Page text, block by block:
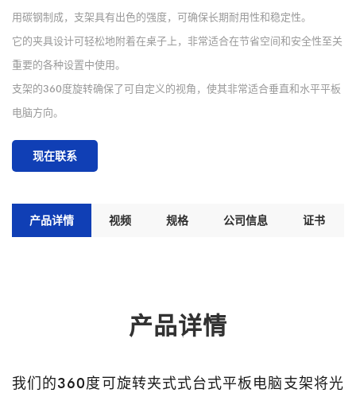
用碳钢制成，支架具有出色的强度，可确保长期耐用性和稳定性。
它的夹具设计可轻松地附着在桌子上，非常适合在节省空间和安全性至关
重要的各种设置中使用。
支架的360度旋转确保了可自定义的视角，使其非常适合垂直和水平平板
电脑方向。
现在联系
产品详情 视频 规格 公司信息 证书
产品详情
我们的360度可旋转夹式式台式平板电脑支架将光